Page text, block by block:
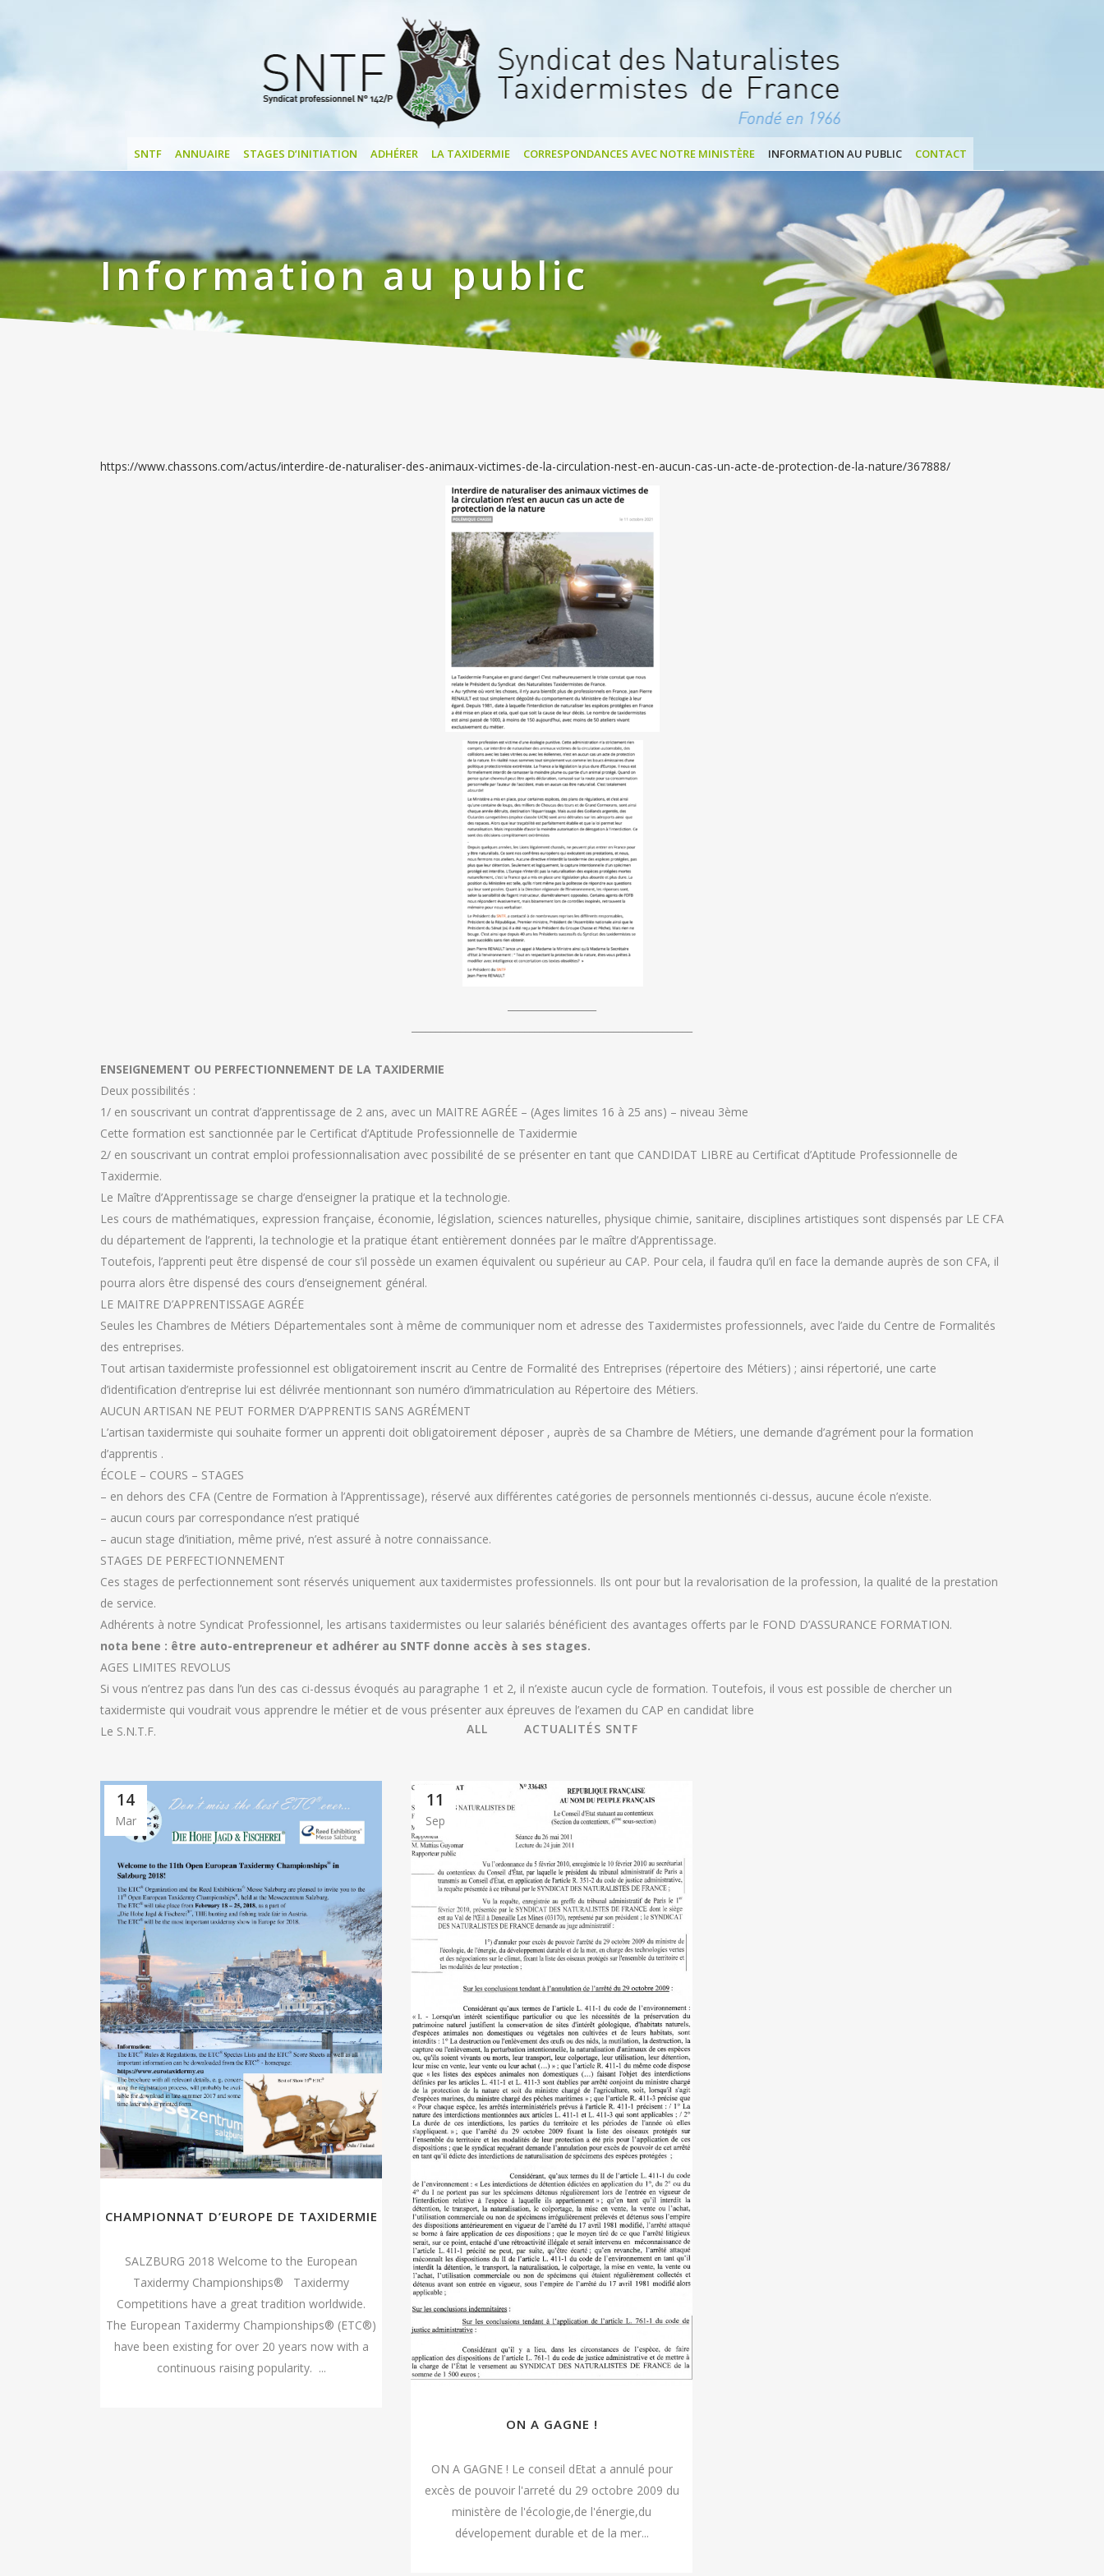
SNTF ANNUAIRE STAGES D’INITIATION ADHÉRER LA TAXIDERMIE CORRESPONDANCES AVEC NOTRE MINISTÈRE INFORMATION AU PUBLIC CONTACT
Information au public
https://www.chassons.com/actus/interdire-de-naturaliser-des-animaux-victimes-de-la-circulation-nest-en-aucun-cas-un-acte-de-protection-de-la-nature/367888/
ENSEIGNEMENT OU PERFECTIONNEMENT DE LA TAXIDERMIE
Deux possibilités :
1/ en souscrivant un contrat d’apprentissage de 2 ans, avec un MAITRE AGRÉE – (Ages limites 16 à 25 ans) – niveau 3ème
Cette formation est sanctionnée par le Certificat d’Aptitude Professionnelle de Taxidermie
2/ en souscrivant un contrat emploi professionnalisation avec possibilité de se présenter en tant que CANDIDAT LIBRE au Certificat d’Aptitude Professionnelle de
Taxidermie.
Le Maître d’Apprentissage se charge d’enseigner la pratique et la technologie.
Les cours de mathématiques, expression française, économie, législation, sciences naturelles, physique chimie, sanitaire, disciplines artistiques sont dispensés par LE CFA
du département de l’apprenti, la technologie et la pratique étant entièrement données par le maître d’Apprentissage.
Toutefois, l’apprenti peut être dispensé de cour s’il possède un examen équivalent ou supérieur au CAP. Pour cela, il faudra qu’il en face la demande auprès de son CFA, il
pourra alors être dispensé des cours d’enseignement général.
LE MAITRE D’APPRENTISSAGE AGRÉE
Seules les Chambres de Métiers Départementales sont à même de communiquer nom et adresse des Taxidermistes professionnels, avec l’aide du Centre de Formalités
des entreprises.
Tout artisan taxidermiste professionnel est obligatoirement inscrit au Centre de Formalité des Entreprises (répertoire des Métiers) ; ainsi répertorié, une carte
d’identification d’entreprise lui est délivrée mentionnant son numéro d’immatriculation au Répertoire des Métiers.
AUCUN ARTISAN NE PEUT FORMER D’APPRENTIS SANS AGRÉMENT
L’artisan taxidermiste qui souhaite former un apprenti doit obligatoirement déposer , auprès de sa Chambre de Métiers, une demande d’agrément pour la formation
d’apprentis .
ÉCOLE – COURS – STAGES
– en dehors des CFA (Centre de Formation à l’Apprentissage), réservé aux différentes catégories de personnels mentionnés ci-dessus, aucune école n’existe.
– aucun cours par correspondance n’est pratiqué
– aucun stage d’initiation, même privé, n’est assuré à notre connaissance.
STAGES DE PERFECTIONNEMENT
Ces stages de perfectionnement sont réservés uniquement aux taxidermistes professionnels. Ils ont pour but la revalorisation de la profession, la qualité de la prestation
de service.
Adhérents à notre Syndicat Professionnel, les artisans taxidermistes ou leur salariés bénéficient des avantages offerts par le FOND D’ASSURANCE FORMATION.
nota bene : être auto-entrepreneur et adhérer au SNTF donne accès à ses stages.
AGES LIMITES REVOLUS
Si vous n’entrez pas dans l’un des cas ci-dessus évoqués au paragraphe 1 et 2, il n’existe aucun cycle de formation. Toutefois, il vous est possible de chercher un
taxidermiste qui voudrait vous apprendre le métier et de vous présenter aux épreuves de l’examen du CAP en candidat libre
Le S.N.T.F.
ALL ACTUALITÉS SNTF
14
Mar
CHAMPIONNAT D’EUROPE DE TAXIDERMIE
SALZBURG 2018 Welcome to the European
Taxidermy Championships® Taxidermy
Competitions have a great tradition worldwide.
The European Taxidermy Championships® (ETC®)
have been existing for over 20 years now with a
continuous raising popularity. ...
11
Sep
ON A GAGNE !
ON A GAGNE ! Le conseil dEtat a annulé pour
excès de pouvoir l'arreté du 29 octobre 2009 du
ministère de l'écologie,de l'énergie,du
dévelopement durable et de la mer...